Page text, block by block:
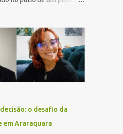
com informações da
foi acionada por
0800 após relatos de que
inconsciente dentro de
de resgate foram
em parada
Os socorristas iniciaram
manobras de reanimação
o desafio da
em Araraquara